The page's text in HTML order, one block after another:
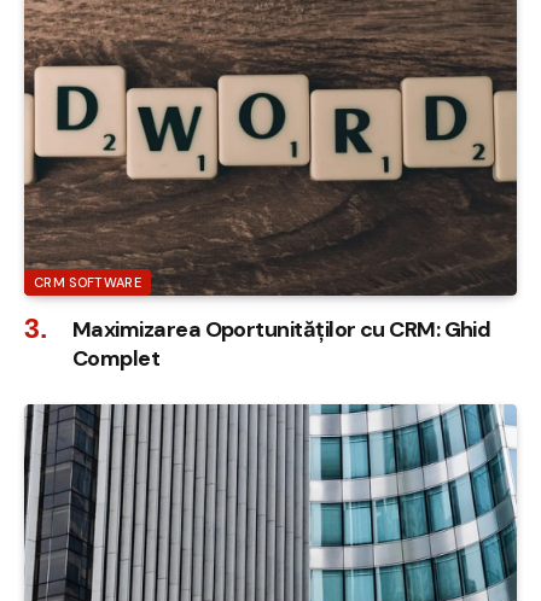
CRM SOFTWARE
Maximizarea Oportunităților cu CRM: Ghid
Complet